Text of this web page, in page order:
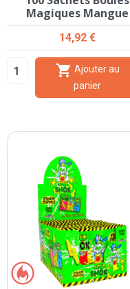
Magiques Mangue
Prix
14,92 €

panier